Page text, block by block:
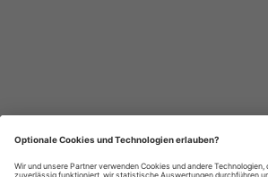
Datenschutzhinweise